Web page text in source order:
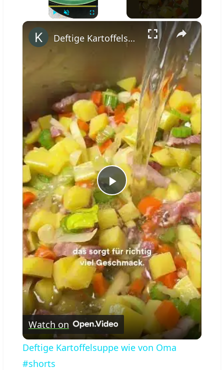
×
Play
Video
Deftige Kartoffelsuppe wie von Oma #shorts
Watch on
Deftige Kartoffelsuppe wie von Oma
#shorts